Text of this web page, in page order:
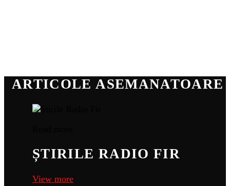
ARTICOLE ASEMANATOARE
ȘTIRILE RADIO FIR
View more